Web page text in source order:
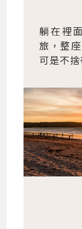
躺在裡
旅，整
可是不捨